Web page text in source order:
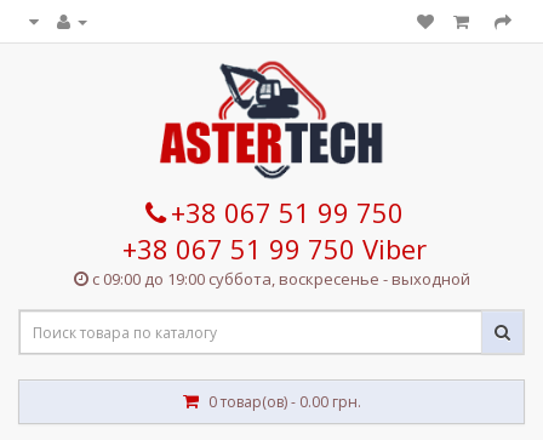
+38 067 51 99 750
+38 067 51 99 750 Viber
с 09:00 до 19:00 суббота, воскресенье - выходной
0 товар(ов) - 0.00 грн.